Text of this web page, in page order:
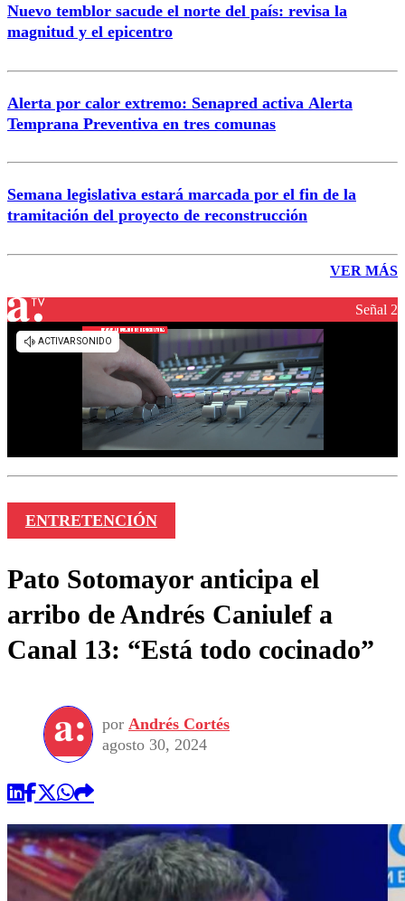
Nuevo temblor sacude el norte del país: revisa la
magnitud y el epicentro
Alerta por calor extremo: Senapred activa Alerta
Temprana Preventiva en tres comunas
Semana legislativa estará marcada por el fin de la
tramitación del proyecto de reconstrucción
VER MÁS
Señal 2
ENTRETENCIÓN
Pato Sotomayor anticipa el
arribo de Andrés Caniulef a
Canal 13: “Está todo cocinado”
por Andrés Cortés
agosto 30, 2024